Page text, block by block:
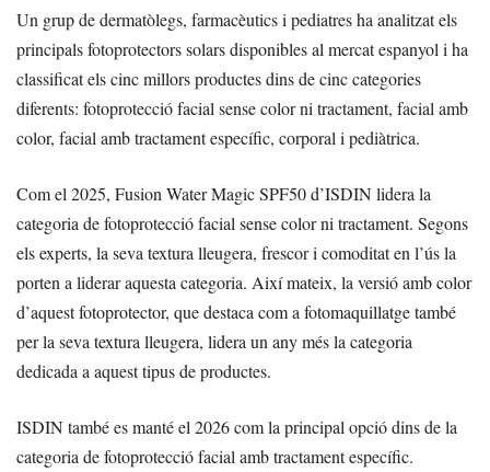
Un grup de dermatòlegs, farmacèutics i pediatres ha analitzat els
principals fotoprotectors solars disponibles al mercat espanyol i ha
classificat els cinc millors productes dins de cinc categories
diferents: fotoprotecció facial sense color ni tractament, facial amb
color, facial amb tractament específic, corporal i pediàtrica.
Com el 2025, Fusion Water Magic SPF50 d’ISDIN lidera la
categoria de fotoprotecció facial sense color ni tractament. Segons
els experts, la seva textura lleugera, frescor i comoditat en l’ús la
porten a liderar aquesta categoria. Així mateix, la versió amb color
d’aquest fotoprotector, que destaca com a fotomaquillatge també
per la seva textura lleugera, lidera un any més la categoria
dedicada a aquest tipus de productes.
ISDIN també es manté el 2026 com la principal opció dins de la
categoria de fotoprotecció facial amb tractament específic.